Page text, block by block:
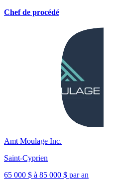
Chef de procédé
Amt Moulage Inc.
Saint-Cyprien
65 000 $ à 85 000 $ par an